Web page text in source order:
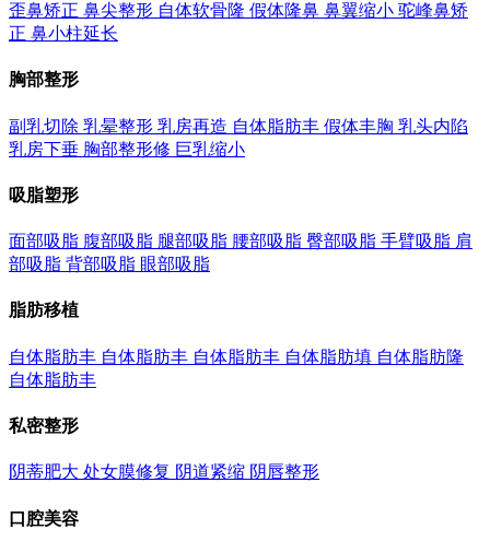
歪鼻矫正 鼻尖整形 自体软骨隆 假体隆鼻 鼻翼缩小 驼峰鼻矫
正 鼻小柱延长
胸部整形
副乳切除 乳晕整形 乳房再造 自体脂肪丰 假体丰胸 乳头内陷
乳房下垂 胸部整形修 巨乳缩小
吸脂塑形
面部吸脂 腹部吸脂 腿部吸脂 腰部吸脂 臀部吸脂 手臂吸脂 肩
部吸脂 背部吸脂 眼部吸脂
脂肪移植
自体脂肪丰 自体脂肪丰 自体脂肪丰 自体脂肪填 自体脂肪隆
自体脂肪丰
私密整形
阴蒂肥大 处女膜修复 阴道紧缩 阴唇整形
口腔美容